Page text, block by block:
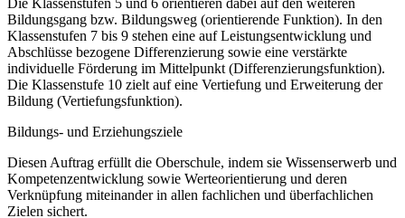
Die Klassenstufen 5 und 6 orientieren dabei auf den weiteren
Bildungsgang bzw. Bildungsweg (orientierende Funktion). In den
Klassenstufen 7 bis 9 stehen eine auf Leistungsentwicklung und
Abschlüsse bezogene Differenzierung sowie eine verstärkte
individuelle Förderung im Mittelpunkt (Differenzierungsfunktion).
Die Klassenstufe 10 zielt auf eine Vertiefung und Erweiterung der
Bildung (Vertiefungsfunktion).
Bildungs- und Erziehungsziele
Diesen Auftrag erfüllt die Oberschule, indem sie Wissenserwerb und
Kompetenzentwicklung sowie Werteorientierung und deren
Verknüpfung miteinander in allen fachlichen und überfachlichen
Zielen sichert.